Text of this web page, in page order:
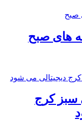
های صبح
سبز کرج